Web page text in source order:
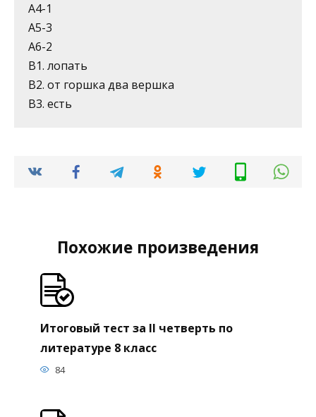
А4-1
А5-3
А6-2
В1. лопать
В2. от горшка два вершка
В3. есть
Похожие произведения
Итоговый тест за II четверть по
литературе 8 класс
84